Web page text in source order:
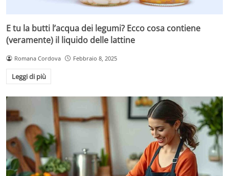
E tu la butti l’acqua dei legumi? Ecco cosa contiene
(veramente) il liquido delle lattine
Romana Cordova Febbraio 8, 2025
Leggi di più